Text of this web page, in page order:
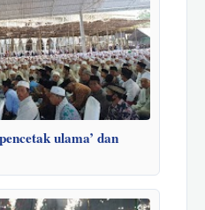
ulama’ dan